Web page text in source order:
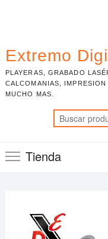
Extremo
PLAYERAS, GRABADO
CALCOMANIAS,
MUCHO MAS.
Tienda